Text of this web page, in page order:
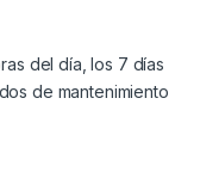
del día, los 7 días
de mantenimiento